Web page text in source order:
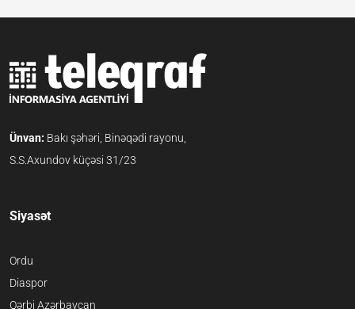
Ünvan: Bakı şəhəri, Binəqədi rayonu,
S.S.Axundov küçəsi 31/23
Siyasət
Ordu
Diaspor
Qərbi Azərbaycan